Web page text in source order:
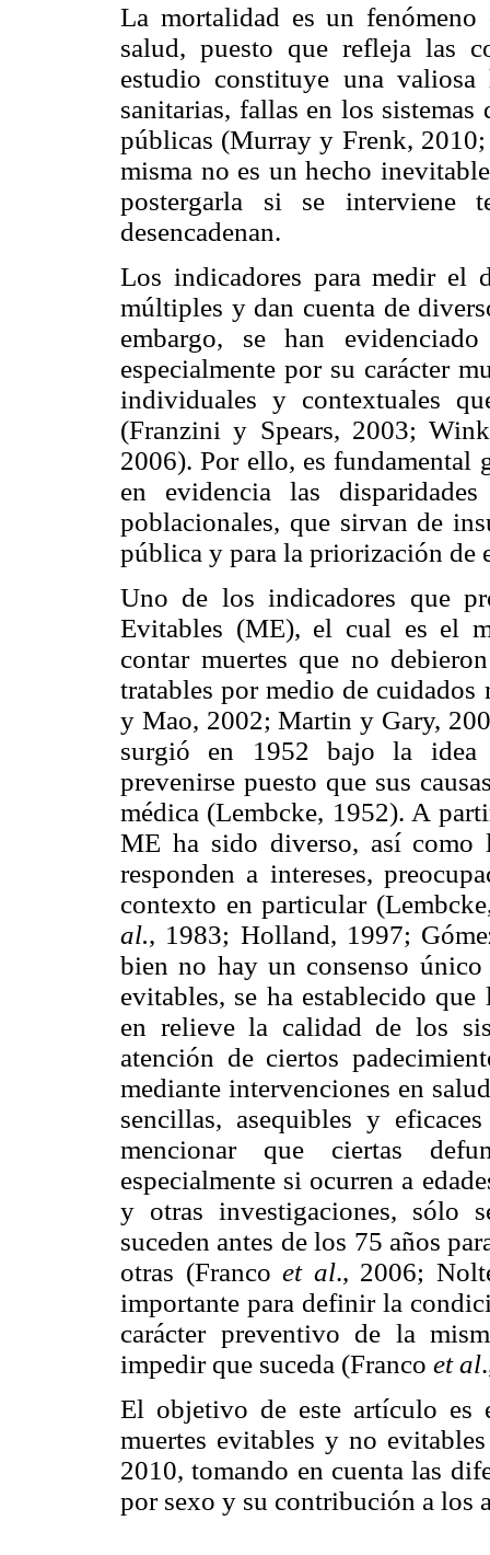
La mortalidad es un
salud, puesto que refleja las
estudio constituye una valiosa
sanitarias, fallas en los
públicas (Murray y Frenk,
misma no es un hecho
postergarla si se interviene
desencadenan.
Los indicadores para medir el
múltiples y dan cuenta de
embargo, se han
especialmente por su carácter
individuales y contextuales
(Franzini y Spears, 2003;
2006). Por ello, es fundamental
en evidencia las
poblacionales, que sirvan de
pública y para la priorización de
Uno de los indicadores que
Evitables (ME), el cual es el
contar muertes que no
tratables por medio de
y Mao, 2002; Martin y Gary,
surgió en 1952 bajo la idea
prevenirse puesto que sus
médica (Lembcke, 1952). A
ME ha sido diverso, así como
responden a intereses,
contexto en particular
al., 1983; Holland, 1997;
bien no hay un consenso único
evitables, se ha establecido
en relieve la calidad de los
atención de ciertos
mediante intervenciones en
sencillas, asequibles y
mencionar que ciertas
especialmente si ocurren a
y otras investigaciones, sólo
suceden antes de los 75 años
otras (Francoet al., 2006;
importante para definir la
carácter preventivo de la
impedir que suceda (Franco et al
El objetivo de este artículo es
muertes evitables y no
2010, tomando en cuenta las
por sexo y su contribución a los